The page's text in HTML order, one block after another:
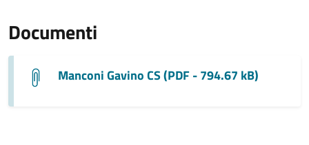
Documenti
Manconi Gavino CS (PDF - 794.67 kB)